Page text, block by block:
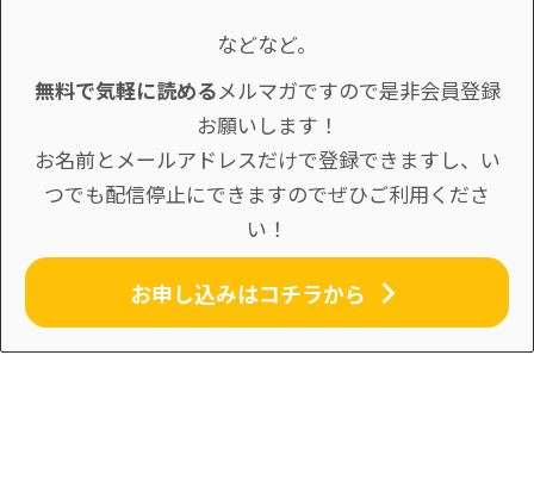
などなど。
無料で気軽に読めるメルマガですので是非会員登録
お願いします！
お名前とメールアドレスだけで登録できますし、い
つでも配信停止にできますのでぜひご利用くださ
い！
お申し込みはコチラから